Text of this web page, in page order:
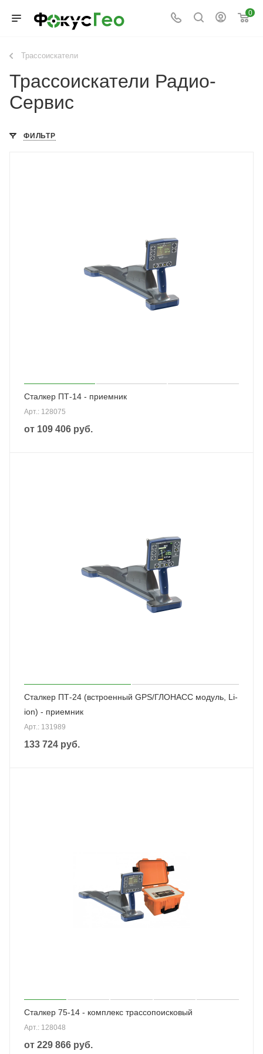
0
Трассоискатели
Трассоискатели Радио-
Сервис
ФИЛЬТР
Сталкер ПТ-14 - приемник
Арт.: 128075
от 109 406 руб.
Сталкер ПТ-24 (встроенный GPS/ГЛОНАСС модуль, Li-
ion) - приемник
Арт.: 131989
133 724 руб.
Сталкер 75-14 - комплекс трассопоисковый
Арт.: 128048
от 229 866 руб.